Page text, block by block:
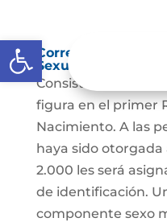
Abrir barra de
Corrección
Sexual en el
Consiste en el
figura en el primer
Nacimiento. A las
haya sido
2.000 les será
de identificación.
componente sexo